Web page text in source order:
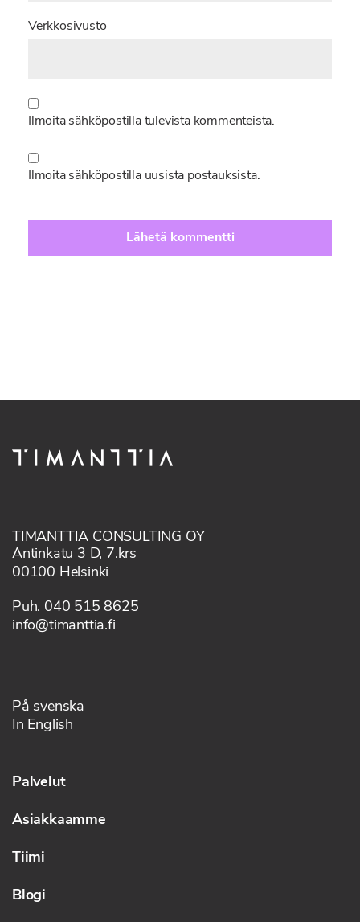
Verkkosivusto
Ilmoita sähköpostilla tulevista kommenteista.
Ilmoita sähköpostilla uusista postauksista.
TIMANTTIA CONSULTING OY
Antinkatu 3 D, 7.krs
00100 Helsinki
Puh. 040 515 8625
info@timanttia.fi
På svenska
In English
Palvelut
Asiakkaamme
Tiimi
Blogi